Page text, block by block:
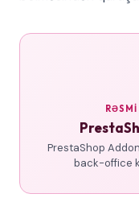
PrestaShop
back-office